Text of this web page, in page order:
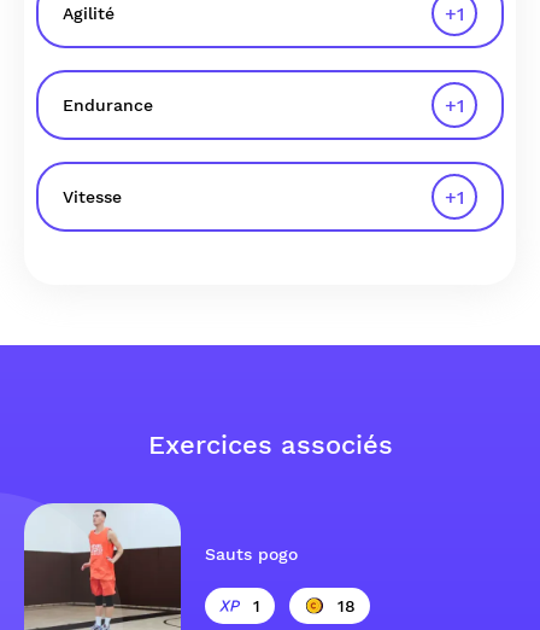
Agilité +1
Endurance +1
Vitesse +1
Exercices associés
Sauts pogo
1 18